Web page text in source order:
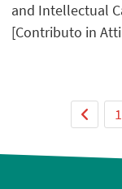
and Intellectual
[Contributo in
1